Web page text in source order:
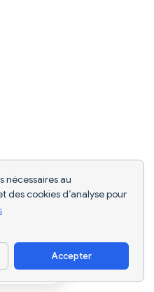
nécessaires au
cookies d’analyse pour
Accepter
l'appli